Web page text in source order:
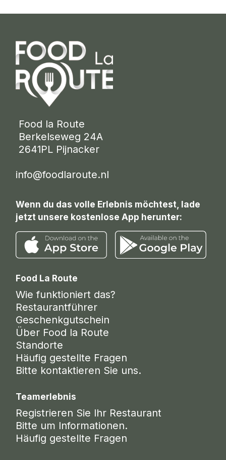
Food la Route
Berkelseweg 24A
2641PL Pijnacker
info@foodlaroute.nl
Wenn du das volle Erlebnis möchtest, lade
jetzt unsere kostenlose App herunter:
Food La Route
Wie funktioniert das?
Restaurantführer
Geschenkgutschein
Über Food la Route
Standorte
Häufig gestellte Fragen
Bitte kontaktieren Sie uns.
Teamerlebnis
Registrieren Sie Ihr Restaurant
Bitte um Informationen.
Häufig gestellte Fragen